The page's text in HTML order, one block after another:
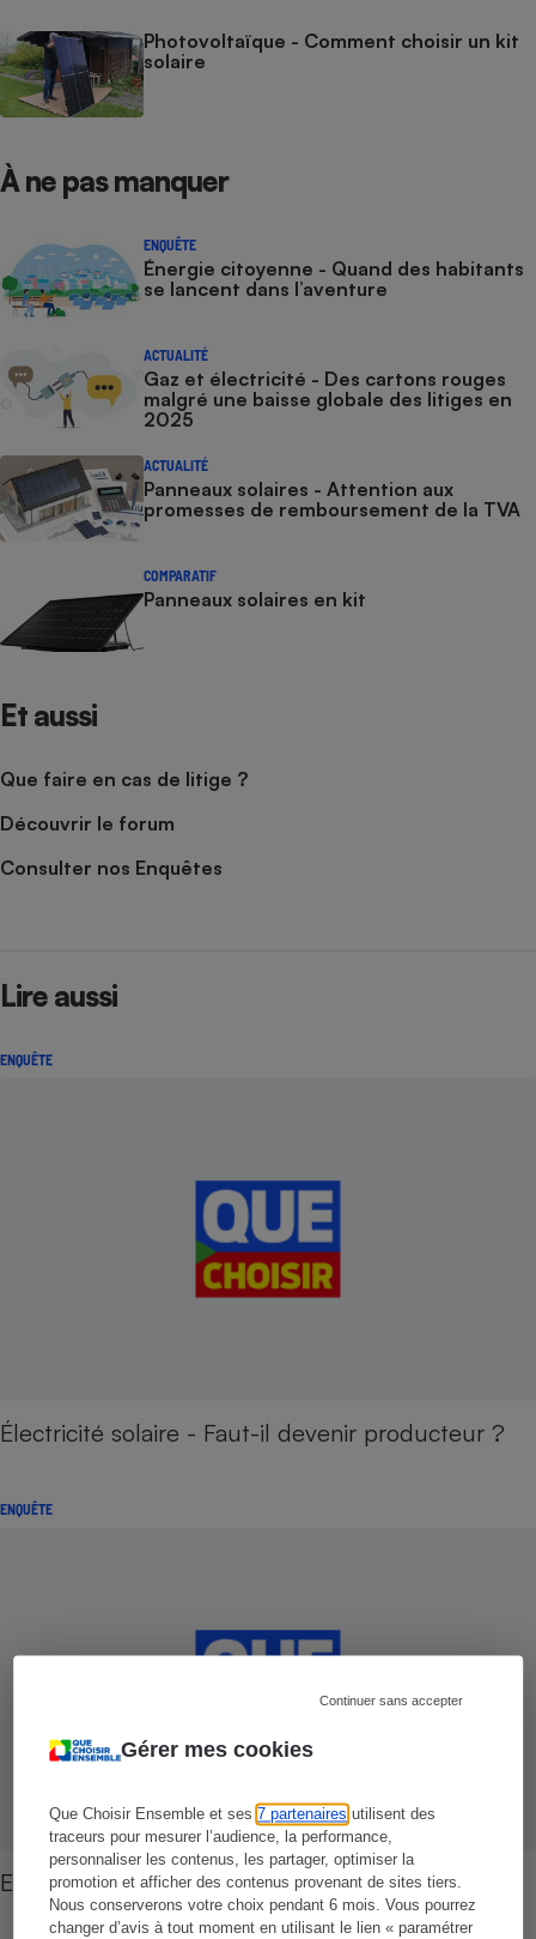
Gérer mes cookies
Que Choisir Ensemble et ses7 partenaires utilisent des
traceurs pour mesurer l’audience, la performance,
personnaliser les contenus, les partager, optimiser la
promotion et afficher des contenus provenant de sites tiers.
Nous conserverons votre choix pendant 6 mois. Vous pourrez
changer d’avis à tout moment en utilisant le lien « paramétrer
Continuer sans accepter
Photovoltaïque - Comment choisir un kit
solaire
À ne pas manquer
ENQUÊTE
Énergie citoyenne - Quand des habitants
se lancent dans l’aventure
ACTUALITÉ
Gaz et électricité - Des cartons rouges
malgré une baisse globale des litiges en
2025
ACTUALITÉ
Panneaux solaires - Attention aux
promesses de remboursement de la TVA
COMPARATIF
Panneaux solaires en kit
Et aussi
Que faire en cas de litige ?
Découvrir le forum
Consulter nos Enquêtes
Lire aussi
ENQUÊTE
Électricité solaire - Faut-il devenir producteur ?
ENQUÊTE
Energie - EDF achète vos rayons de soleil